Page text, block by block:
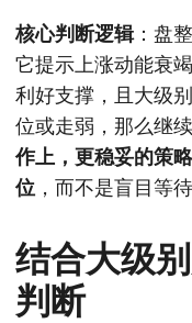
核心判断逻辑：盘
它提示上涨动能衰
利好支撑，且大级
位或走弱，那么继
作上，更稳妥的策
位 ，而不是盲目等
结合大级
判断